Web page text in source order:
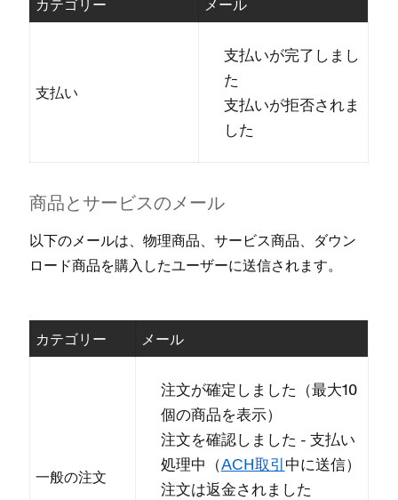
カテゴリ⁠ー メ⁠ール
支払い
支払いが完了しまし
た
支払いが拒否されま
した
商品とサ⁠ービスのメ⁠ール
以下のメ⁠ールは⁠、物理商品⁠、サ⁠ービス商品⁠、ダウン
ロ⁠ード商品を購入したユ⁠ーザ⁠ーに送信されます⁠。
カテゴリ⁠ー メ⁠ール
一般の注文
注文が確定しました（⁠最大10
個の商品を表示⁠）
注文を確認しました - 支払い
処理中（⁠ACH取引中に送信⁠）
注文は返金されました